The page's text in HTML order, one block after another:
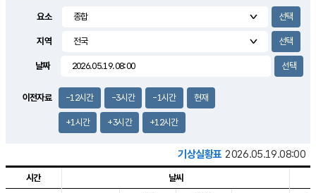
1.7m/s
요소
지역
날짜
이전자료 -12시간 -3시간 -1시간 현재
+1시간 +3시간 +12시간
기상실황표 2026.05.19.08:00
시간 날씨